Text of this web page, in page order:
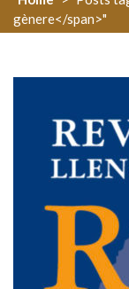
gènere</span>"